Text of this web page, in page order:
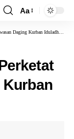
Aa
Daging Kurban Iduladha 1447 H
Kurban